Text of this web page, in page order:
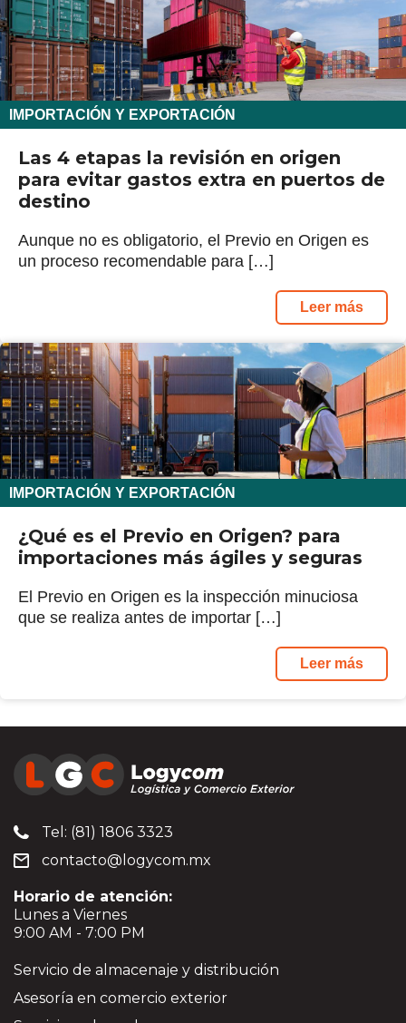
IMPORTACIÓN Y EXPORTACIÓN
Las 4 etapas la revisión en origen
para evitar gastos extra en puertos de
destino
Aunque no es obligatorio, el Previo en Origen es
un proceso recomendable para […]
Leer más
IMPORTACIÓN Y EXPORTACIÓN
¿Qué es el Previo en Origen? para
importaciones más ágiles y seguras
El Previo en Origen es la inspección minuciosa
que se realiza antes de importar […]
Leer más
Tel: (81) 1806 3323
contacto@logycom.mx
Horario de atención:
Lunes a Viernes
9:00 AM - 7:00 PM
Servicio de almacenaje y distribución
Asesoría en comercio exterior